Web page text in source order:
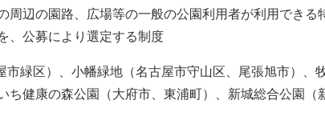
周辺の園路、広場等の一般の公園利用者が利用できる
、公募により選定する制度
緑区）、小幡緑地（名古屋市守山区、尾張旭市）、
ち健康の森公園（大府市、東浦町）、新城総合公園（